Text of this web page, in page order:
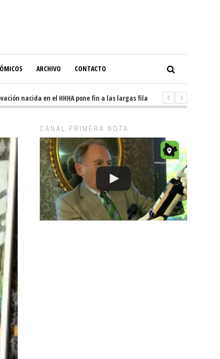
ARCHIVO CONTACTO
en el HHHA pone fin a las largas filas en el Servicio de
CANAL PRIMERA NOTA